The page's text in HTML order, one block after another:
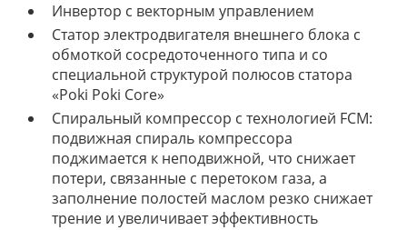
Инвертор с векторным управлением
Статор электродвигателя внешнего блока с
обмоткой сосредоточенного типа и со
специальной структурой полюсов статора
«Poki Poki Core»
Спиральный компрессор с технологией FCM:
подвижная спираль компрессора
поджимается к неподвижной, что снижает
потери, связанные с перетоком газа, а
заполнение полостей маслом резко снижает
трение и увеличивает эффективность